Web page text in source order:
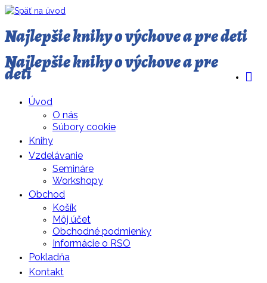
Najlepšie knihy o výchove a pre deti
Najlepšie knihy o výchove a pre
deti
Úvod
O nás
Súbory cookie
Knihy
Vzdelávanie
Semináre
Workshopy
Obchod
Košík
Môj účet
Obchodné podmienky
Informácie o RSO
Pokladňa
Kontakt